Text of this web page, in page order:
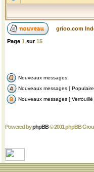
grioo.com
Page 1 sur15
Nouveaux messages
Nouveaux messages [
Nouveaux messages [ Verrouillé
Powered byphpBB© 2001 phpBB